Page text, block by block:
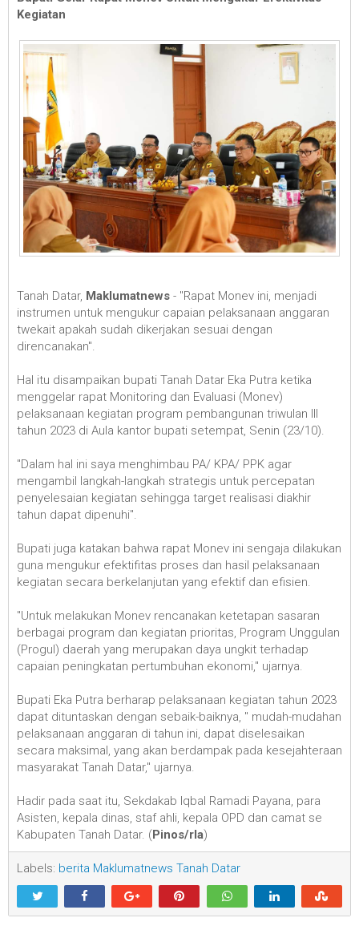
Kegiatan
Tanah Datar, Maklumatnews - "Rapat Monev ini, menjadi
instrumen untuk mengukur capaian pelaksanaan anggaran
twekait apakah sudah dikerjakan sesuai dengan
direncanakan".
Hal itu disampaikan bupati Tanah Datar Eka Putra ketika
menggelar rapat Monitoring dan Evaluasi (Monev)
pelaksanaan kegiatan program pembangunan triwulan III
tahun 2023 di Aula kantor bupati setempat, Senin (23/10).
"Dalam hal ini saya menghimbau PA/ KPA/ PPK agar
mengambil langkah-langkah strategis untuk percepatan
penyelesaian kegiatan sehingga target realisasi diakhir
tahun dapat dipenuhi".
Bupati juga katakan bahwa rapat Monev ini sengaja dilakukan
guna mengukur efektifitas proses dan hasil pelaksanaan
kegiatan secara berkelanjutan yang efektif dan efisien.
"Untuk melakukan Monev rencanakan ketetapan sasaran
berbagai program dan kegiatan prioritas, Program Unggulan
(Progul) daerah yang merupakan daya ungkit terhadap
capaian peningkatan pertumbuhan ekonomi," ujarnya.
Bupati Eka Putra berharap pelaksanaan kegiatan tahun 2023
dapat dituntaskan dengan sebaik-baiknya, " mudah-mudahan
pelaksanaan anggaran di tahun ini, dapat diselesaikan
secara maksimal, yang akan berdampak pada kesejahteraan
masyarakat Tanah Datar," ujarnya.
Hadir pada saat itu, Sekdakab Iqbal Ramadi Payana, para
Asisten, kepala dinas, staf ahli, kepala OPD dan camat se
Kabupaten Tanah Datar. (Pinos/rla)
Labels: berita Maklumatnews Tanah Datar